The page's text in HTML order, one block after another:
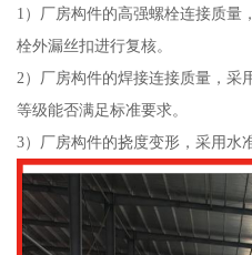
1）厂房构件的高强螺栓连接质量
栓外漏丝扣进行复核。
2）厂房构件的焊接连接质量，采
等级能否满足标准要求。
3）厂房构件的挠度变形，采用水